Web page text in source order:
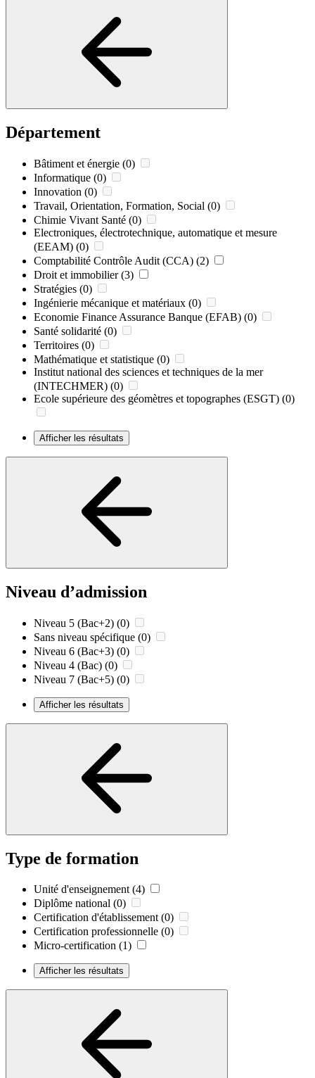
Département
Bâtiment et énergie (0)
Informatique (0)
Innovation (0)
Travail, Orientation, Formation, Social (0)
Chimie Vivant Santé (0)
Electroniques, électrotechnique, automatique et mesure
(EEAM) (0)
Comptabilité Contrôle Audit (CCA) (2)
Droit et immobilier (3)
Stratégies (0)
Ingénierie mécanique et matériaux (0)
Economie Finance Assurance Banque (EFAB) (0)
Santé solidarité (0)
Territoires (0)
Mathématique et statistique (0)
Institut national des sciences et techniques de la mer
(INTECHMER) (0)
Ecole supérieure des géomètres et topographes (ESGT) (0)
Afficher les résultats
Niveau d’admission
Niveau 5 (Bac+2) (0)
Sans niveau spécifique (0)
Niveau 6 (Bac+3) (0)
Niveau 4 (Bac) (0)
Niveau 7 (Bac+5) (0)
Afficher les résultats
Type de formation
Unité d'enseignement (4)
Diplôme national (0)
Certification d'établissement (0)
Certification professionnelle (0)
Micro-certification (1)
Afficher les résultats